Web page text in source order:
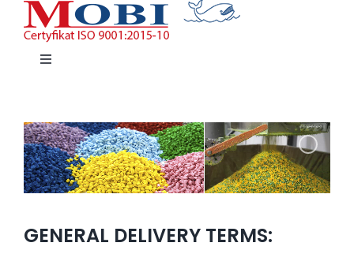
Przejdź
zawartości
Toggle
TWORZYWA
GENERAL DELIVERY TERMS: